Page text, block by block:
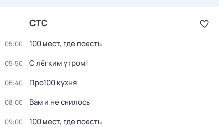
СТС
05:00 100 мест, где поесть
05:50 С лёгким утром!
06:40 Про100 кухня
08:00 Вaм и не снилоcь
09:00 100 мест, где поесть